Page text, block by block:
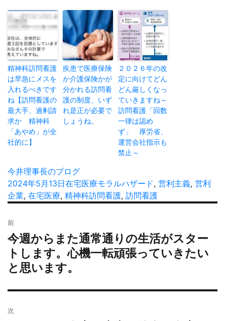
精神科訪問看護
は早急にメスを
入れるべきです
ね【訪問看護の
最大手、過剰請
求か 精神科
「あやめ」が全
社的に】
疾患で医療保険
か介護保険かが
分かれる訪問看
護の制度、いず
れ是正が必要で
しょうね。
２０２６年の改
定に向けてどん
どん厳しくなっ
ていきますね～
訪問看護「回数
一律は認め
ず」 厚労省、
運営会社指示も
禁止～
投
稿
者
今井理事長のブログ
投
稿
2024年5月13日カ
テ
ー
在宅医療タ
グ
モラルハザード, 営利主義, 営利
企業, 在宅医療, 精神科訪問看護, 訪問看護
稿
ナ
ビ
ゲ
シ
ョ
前
過
去
の
投
今週からまた通常通りの生活がスター
トします。心機一転頑張っていきたい
と思います。
次